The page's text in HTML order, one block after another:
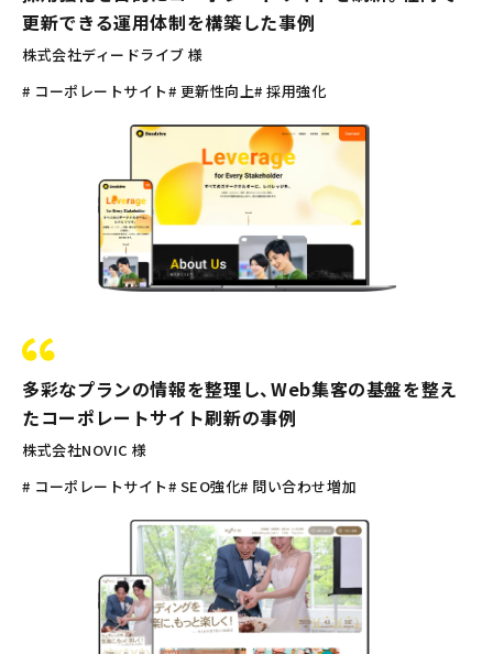
更新できる運用体制を構築した事例
株式会社ディードライブ 様
# コーポレートサイト# 更新性向上# 採用強化
多彩なプランの情報を整理し、Web集客の基盤を整え
たコーポレートサイト刷新の事例
株式会社NOVIC 様
# コーポレートサイト# SEO強化# 問い合わせ増加